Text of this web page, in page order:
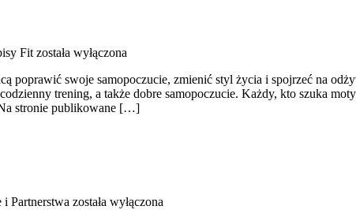
Fit została wyłączona
poprawić swoje samopoczucie, zmienić styl życia i spojrzeć na
trening, a także dobre samopoczucie. Każdy, kto szuka
stronie publikowane […]
i Partnerstwa została wyłączona